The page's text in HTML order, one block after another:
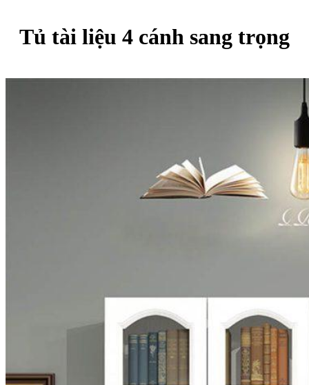
Tủ tài liệu 4 cánh sang trọng